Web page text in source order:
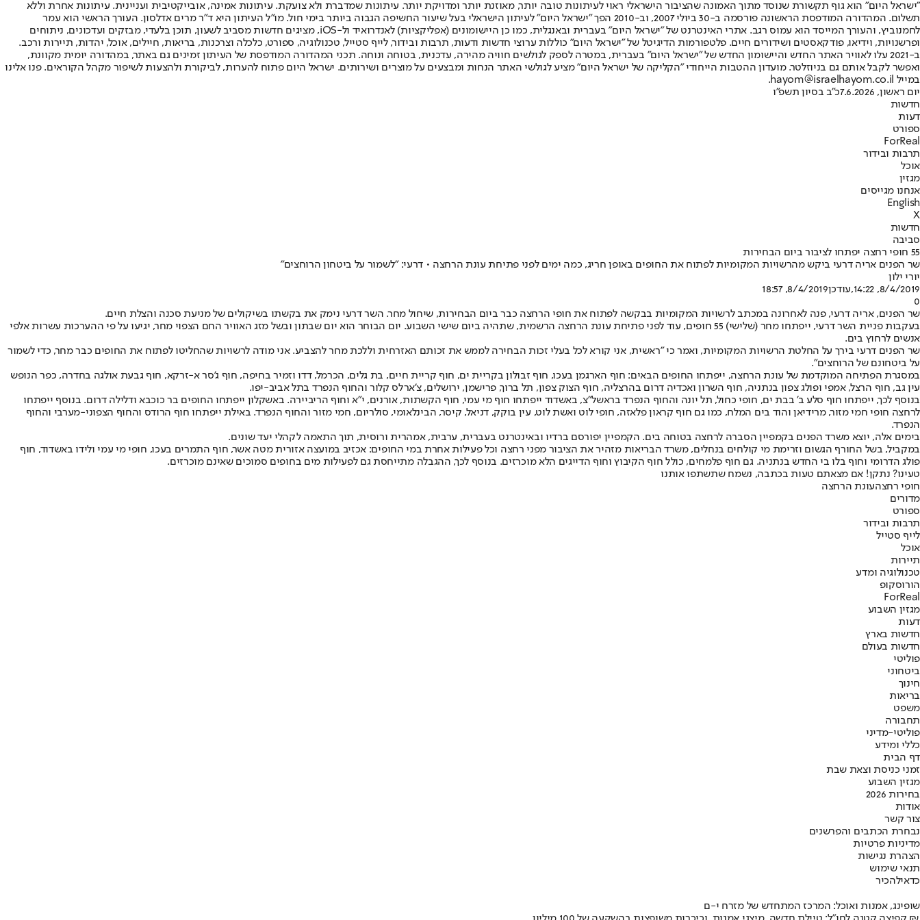
"ישראל היום" הוא גוף תקשורת שנוסד מתוך האמונה שהציבור הישראלי ראוי לעיתונות טובה יותר, מאוזנת יותר ומדויקת יותר. עיתונות שמדברת ולא צועקת. עיתונות אמינה, אובייקטיבית ועניינית. עיתונות אחרת וללא
תשלום. המהדורה המודפסת הראשונה פורסמה ב-30 ביולי 2007, וב-2010 הפך "ישראל היום" לעיתון הישראלי בעל שיעור החשיפה הגבוה ביותר בימי חול. מו"ל העיתון היא ד"ר מרים אדלסון. העורך הראשי הוא עמר
לחמנוביץ, והעורך המייסד הוא עמוס רגב. אתרי האינטרנט של "ישראל היום" בעברית ובאנגלית, כמו כן היישומונים (אפליקציות) לאנדרואיד ול-iOS, מציגים חדשות מסביב לשעון, תוכן בלעדי, מבזקים ועדכונים, ניתוחים
ופרשנויות, וידיאו, פודקאסטים ושידורים חיים. פלטפורמות הדיגיטל של "ישראל היום" כוללות ערוצי חדשות ודעות, תרבות ובידור, לייף סטייל, טכנולוגיה, ספורט, כלכלה וצרכנות, בריאות, חיילים, אוכל, יהדות, תיירות ורכב.
ב-2021 עלו לאוויר האתר החדש והיישומון החדש של "ישראל היום" בעברית, במטרה לספק לגולשים חוויה מהירה, עדכנית, בטוחה ונוחה. תכני המהדורה המודפסת של העיתון זמינים גם באתר, במהדורה יומית מקוונת,
ואפשר לקבל אותם גם בניוזלטר. מועדון ההטבות הייחודי "הקליקה של ישראל היום" מציע לגולשי האתר הנחות ומבצעים על מוצרים ושירותים. ישראל היום פתוח להערות, לביקורת ולהצעות לשיפור מקהל הקוראים. פנו אלינו
במייל hayom@israelhayom.co.il.
יום ראשון, 7.6.2026
כ"ב בסיון תשפ"ו
חדשות
דעות
ספורט
ForReal
תרבות ובידור
אוכל
מגזין
אנחנו מגייסים
English
X
חדשות
סביבה
55 חופי רחצה יפתחו לציבור ביום הבחירות
שר הפנים אריה דרעי ביקש מהרשויות המקומיות לפתוח את החופים באופן חריג, כמה ימים לפני פתיחת עונת הרחצה • דרעי: "לשמור על ביטחון הרוחצים"
יורי ילון
8/4/2019, 14:22
,עודכן8/4/2019, 18:57
0
שר הפנים, אריה דרעי, פנה לאחרונה במכתב לרשויות המקומיות בבקשה לפתוח את חופי הרחצה כבר ביום הבחירות, שיחול מחר. השר דרעי נימק את בקשתו בשיקולים של מניעת סכנה והצלת חיים.
בעקבות פניית השר דרעי, ייפתחו מחר (שלישי) 55 חופים, עוד לפני פתיחת עונת הרחצה הרשמית, שתהיה ביום שישי השבוע. יום הבוחר הוא יום שבתון ובשל מזג האוויר החם הצפוי מחר, יגיעו על פי ההערכות עשרות אלפי
אנשים לרחוץ בים.
שר הפנים דרעי בירך על החלטת הרשויות המקומיות, ואמר כי "ראשית, אני קורא לכל בעלי זכות הבחירה לממש את זכותם האזרחית וללכת מחר להצביע. אני מודה לרשויות שהחליטו לפתוח את החופים כבר מחר, כדי לשמור
על ביטחונם של הרוחצים".
במסגרת הפתיחה המוקדמת של עונת הרחצה, ייפתחו החופים הבאים: חוף הארגמן בעכו, חוף זבולון בקריית ים, חוף קריית חיים, בת גלים, הכרמל, דדו וזמיר בחיפה, חוף ג'סר א-זרקא, חוף גבעת אולגה בחדרה, כפר הנופש
עין גב, חוף הרצל, אמפי ופולג צפון בנתניה, חוף השרון ואכדיה דרום בהרצליה, חוף הצוק צפון, תל ברוך, פרישמן, ירושלים, צ'ארלס קלור והחוף הנפרד בתל אביב-יפו.
בנוסף לכך, ייפתחו חוף סלע ב' בבת ים, חופי כחול, תל יונה והחוף הנפרד בראשל"צ, באשדוד ייפתחו חוף מי עמי, חוף הקשתות, אורנים, י"א וחוף הריביירה. באשקלון ייפתחו החופים בר כוכבא ודלילה דרום. בנוסף ייפתחו
לרחצה חופי חמי מזור, מרידיאן והוד בים המלח, כמו גם חוף קראון פלאזה, חופי לוט ואשת לוט, עין בוקק, דניאל, קיסר, הבינלאומי, סולריום, חמי מזור והחוף הנפרד. באילת ייפתחו חוף הרודס והחוף הצפוני-מערבי והחוף
הנפרד.
בימים אלה, יוצא משרד הפנים בקמפיין הסברה לרחצה בטוחה בים. הקמפיין יפורסם ברדיו ובאינטרנט בעברית, ערבית, אמהרית ורוסית, תוך התאמה לקהלי יעד שונים.
במקביל, בשל החורף הגשום וזרימת מי קולחים בנחלים, משרד הבריאות מזהיר את הציבור מפני רחצה וכל פעילות אחרת במי החופים: אכזיב במועצה אזורית מטה אשר, חוף התמרים בעכו, חופי מי עמי ולידו באשדוד, חוף
פולג הדרומי וחוף בלו בי החדש בנתניה. גם חוף פלמחים, כולל חוף הקיבוץ וחוף הדייגים הלא מוכרזים. בנוסף לכך, ההגבלה מתייחסת גם לפעילות מים בחופים סמוכים שאינם מוכרזים.
טעינו? נתקן! אם מצאתם טעות בכתבה, נשמח שתשתפו אותנו
חופי רחצהעונת הרחצה
מדורים
ספורט
תרבות ובידור
לייף סטייל
אוכל
תיירות
טכנולוגיה ומדע
הורוסקופ
ForReal
מגזין השבוע
דעות
חדשות בארץ
חדשות בעולם
פוליטי
ביטחוני
חינוך
בריאות
משפט
תחבורה
פוליטי-מדיני
כללי ומידע
דף הבית
זמני כניסת וצאת שבת
מגזין השבוע
בחירות 2026
אודות
צור קשר
נבחרת הכתבים והפרשנים
מדיניות פרטיות
הצהרת נגישות
תנאי שימוש
כדאילהכיר
שופינג, אמנות ואוכל: המרכז המתחדש של מזרח י-ם